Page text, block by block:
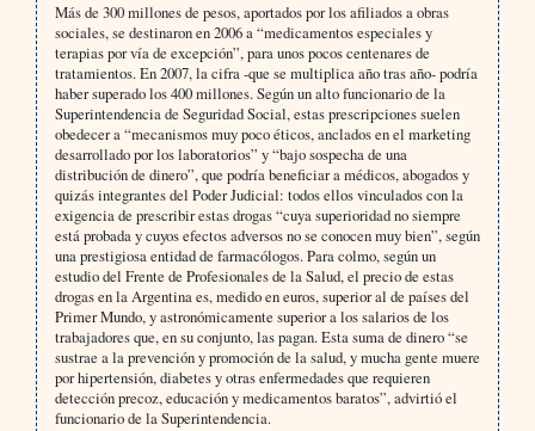
Más de 300 millones de pesos, aportados por los afiliados a obras
sociales, se destinaron en 2006 a “medicamentos especiales y
terapias por vía de excepción”, para unos pocos centenares de
tratamientos. En 2007, la cifra -que se multiplica año tras año- podría
haber superado los 400 millones. Según un alto funcionario de la
Superintendencia de Seguridad Social, estas prescripciones suelen
obedecer a “mecanismos muy poco éticos, anclados en el marketing
desarrollado por los laboratorios” y “bajo sospecha de una
distribución de dinero”, que podría beneficiar a médicos, abogados y
quizás integrantes del Poder Judicial: todos ellos vinculados con la
exigencia de prescribir estas drogas “cuya superioridad no siempre
está probada y cuyos efectos adversos no se conocen muy bien”, según
una prestigiosa entidad de farmacólogos. Para colmo, según un
estudio del Frente de Profesionales de la Salud, el precio de estas
drogas en la Argentina es, medido en euros, superior al de países del
Primer Mundo, y astronómicamente superior a los salarios de los
trabajadores que, en su conjunto, las pagan. Esta suma de dinero “se
sustrae a la prevención y promoción de la salud, y mucha gente muere
por hipertensión, diabetes y otras enfermedades que requieren
detección precoz, educación y medicamentos baratos”, advirtió el
funcionario de la Superintendencia.